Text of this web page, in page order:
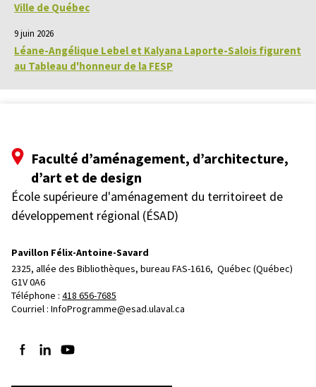
Ville de Québec
9 juin 2026
Léane-Angélique Lebel et Kalyana Laporte-Salois figurent
au Tableau d'honneur de la FESP
Faculté d’aménagement, d’architecture,
d’art et de design
École supérieure d'aménagement du territoireet de
développement régional (ÉSAD)
Pavillon Félix-Antoine-Savard
2325, allée des Bibliothèques, bureau FAS-1616, Québec (Québec)
G1V 0A6
Téléphone : 418 656-7685
Courriel : InfoProgramme@esad.ulaval.ca
Suivez-nous sur Facebook
Suivez-nous sur LinkedIn
Suivez-nous sur YouTube